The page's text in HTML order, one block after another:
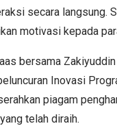
secara langsung.
motivasi kepada
bersama
Inovasi
piagam
telah diraih.